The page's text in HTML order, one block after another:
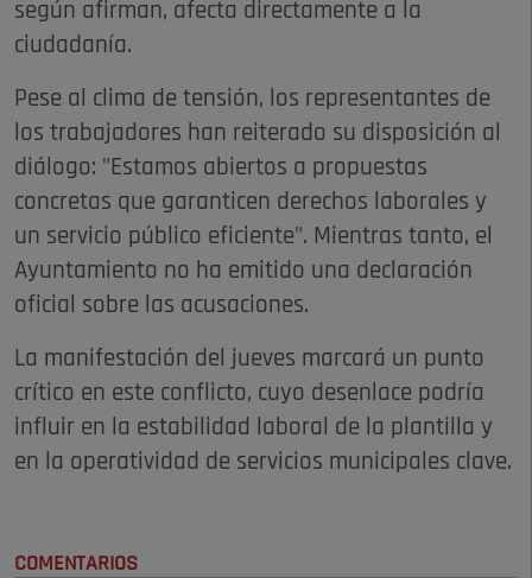
según afirman, afecta directamente a la
ciudadanía.
Pese al clima de tensión, los representantes de
los trabajadores han reiterado su disposición al
diálogo: "Estamos abiertos a propuestas
concretas que garanticen derechos laborales y
un servicio público eficiente". Mientras tanto, el
Ayuntamiento no ha emitido una declaración
oficial sobre las acusaciones.
La manifestación del jueves marcará un punto
crítico en este conflicto, cuyo desenlace podría
influir en la estabilidad laboral de la plantilla y
en la operatividad de servicios municipales clave.
COMENTARIOS